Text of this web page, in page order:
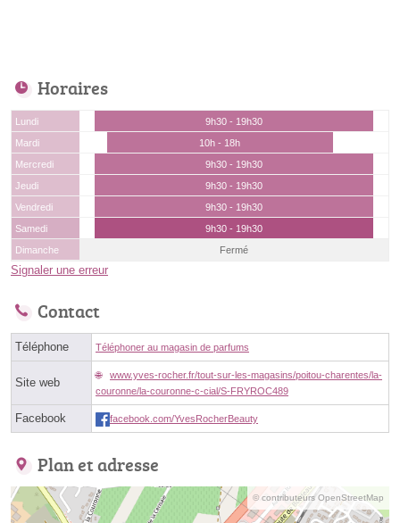
Horaires
Lundi
9h30 - 19h30
Mardi
10h - 18h
Mercredi
9h30 - 19h30
Jeudi
9h30 - 19h30
Vendredi
9h30 - 19h30
Samedi
9h30 - 19h30
Dimanche
Fermé
Signaler une erreur
Contact
Téléphone Téléphoner au magasin de parfums
Site web
www.yves-rocher.fr/tout-sur-les-magasins/poitou-charentes/la-
couronne/la-couronne-c-cial/S-FRYROC489
Facebook facebook.com/YvesRocherBeauty
Plan et adresse
© contributeurs OpenStreetMap